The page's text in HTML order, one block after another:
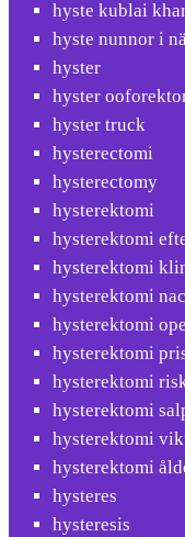
hyste kublai
hyste nunnor i
hyster
hyster
hyster truck
hysterectomi
hysterectomy
hysterektomi
hysterektomi
hysterektomi
hysterektomi
hysterektomi
hysterektomi
hysterektomi
hysterektomi
hysterektomi
hysterektomi
hysteres
hysteresis